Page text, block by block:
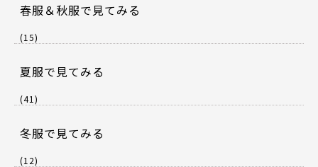
春服＆秋服で見てみる
(15)
夏服で見てみる
(41)
冬服で見てみる
(12)